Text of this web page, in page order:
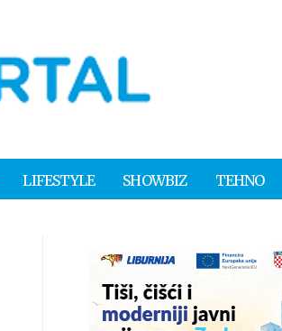
LIFESTYLE SHOWBIZ TEHNO